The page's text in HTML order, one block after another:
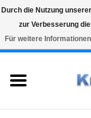
Durch die Nutzung
zur Verbesserung
Für weitere